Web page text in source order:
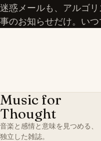
迷惑メールも、アルゴ
事のお知らせだけ。いつ
Music for
Thought
音楽と感情と意味を見つめる、
独立した雑誌。